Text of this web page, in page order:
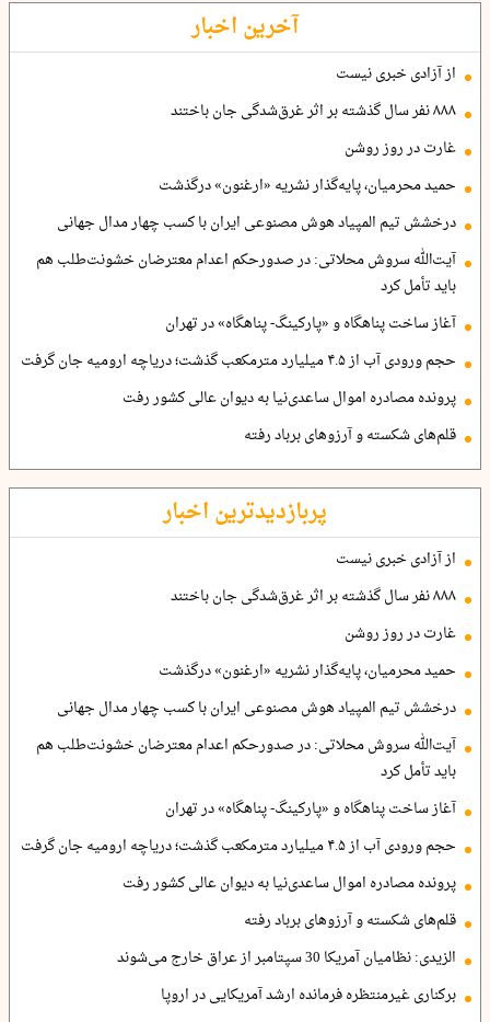
آخرین اخبار
از آزادی خبری نیست
۸۸۸ نفر سال گذشته بر اثر غرق‌شدگی جان باختند
غارت در روز روشن
حمید محرمیان، پایه‌گذار نشریه «ارغنون» درگذشت
درخشش تیم المپیاد هوش مصنوعی ایران با کسب چهار مدال جهانی
آیت‌الله سروش محلاتی: در صدورحکم اعدام معترضان خشونت‌طلب هم
باید تأمل کرد
آغاز ساخت پناهگاه و «پارکینگ- پناهگاه» در تهران
حجم ورودی آب از ۴.۵ میلیارد مترمکعب گذشت؛ دریاچه ارومیه جان گرفت
پرونده مصادره اموال ساعدی‌نیا به دیوان عالی کشور رفت
قلم‌های شکسته و آرزوهای برباد رفته
پربازدیدترین اخبار
از آزادی خبری نیست
۸۸۸ نفر سال گذشته بر اثر غرق‌شدگی جان باختند
غارت در روز روشن
حمید محرمیان، پایه‌گذار نشریه «ارغنون» درگذشت
درخشش تیم المپیاد هوش مصنوعی ایران با کسب چهار مدال جهانی
آیت‌الله سروش محلاتی: در صدورحکم اعدام معترضان خشونت‌طلب هم
باید تأمل کرد
آغاز ساخت پناهگاه و «پارکینگ- پناهگاه» در تهران
حجم ورودی آب از ۴.۵ میلیارد مترمکعب گذشت؛ دریاچه ارومیه جان گرفت
پرونده مصادره اموال ساعدی‌نیا به دیوان عالی کشور رفت
قلم‌های شکسته و آرزوهای برباد رفته
الزیدی: نظامیان آمریکا 30 سپتامبر از عراق خارج می‌شوند
برکناری غیرمنتظره فرمانده ارشد آمریکایی در اروپا